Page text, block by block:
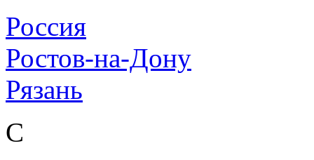
Россия
Ростов-на-Дону
Рязань
С